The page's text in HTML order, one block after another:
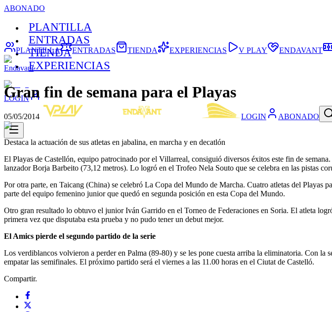
ABONADO
PLANTILLA
ENTRADAS
TIENDA
EXPERIENCIAS
LOGIN
LOGIN ABONADO
PLANTILLA ENTRADAS TIENDA EXPERIENCIAS V PLAY ENDAVANT
Endavant
Gran fin de semana para el Playas
05/05/2014
Destaca la actuación de sus atletas en jabalina, en marcha y en decatlón
El Playas de Castellón, equipo patrocinado por el Villarreal, consiguió diversos éxitos este fin de
lanzador Borja Barbeito (73,12 metros). Lo logró en el Trofeo Nela Souto que se celebra en las pistas
Por otra parte, en Taicang (China) se celebró La Copa del Mundo de Marcha. Cuatro atletas del Playas
parte del equipo femenino junior que quedó en segunda posición en esta Copa del Mundo.
Otro gran resultado lo obtuvo el junior Iván Garrido en el Torneo de Federaciones en Soria. El atleta
primera vez que disputaba esta prueba y no pudo tener un debut mejor.
El Amics pierde el segundo partido de la serie
Los verdiblancos volvieron a perder en Palma (89-80) y se les pone cuesta arriba la eliminatoria. Con
empatar las semifinales. El próximo partido será el viernes a las 11.00 horas en el Ciutat de Castelló.
Compartir.